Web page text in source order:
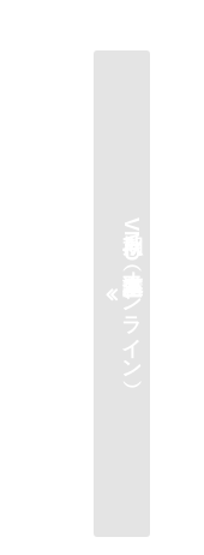
秋期VMD基本講座（オンライン）